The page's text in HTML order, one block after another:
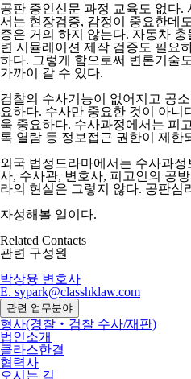
공판 증인신문 과정 교육도 없다.
서는 현장검증, 감정이 중요한데
증은 거의 하지 않는다. 자동차
련 시뮬레이션 제작 검증도 필요
하다. 그렇게 함으로써 변론기술
가까이 갈 수 있다.
검찰의 수사기능이 없어지고 공
요하다. 수사만 중요한 것이 아니
욱 중요하다. 수사과정에서는 피
록 열람 등 정보접근 권한이 제한
외국 법정드라마에서는 수사과
사, 수사관, 변호사, 피고인의 공
라의 현실은 그렇지 않다. 공판심
자성해볼 일이다.
Related Contacts
관련 구성원
박상융 변호사
E. sypark@classhklaw.com
관련 업무분야
형사(경찰‧검찰 수사/재판)
법인소개
클라스한결
협력사
오시는 길